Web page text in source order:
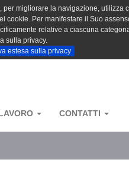
migliorare la navigazione,
Per manifestare il Suo
relative a ciascuna
sulla privacy.
estesa sulla privacy
CONTATTI